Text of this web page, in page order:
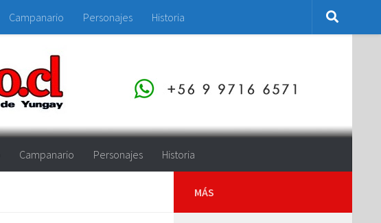
Campanario Personajes Historia
Campanario Personajes Historia
MÁS